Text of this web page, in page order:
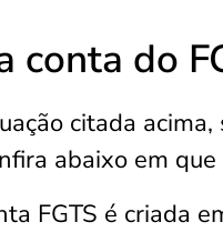
conta do
citada
abaixo em
FGTS é criada